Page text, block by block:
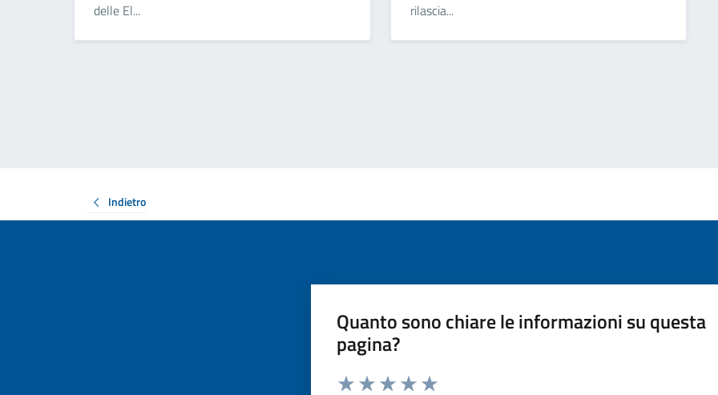
delle El...
rilascia...
Indietro
Quanto sono chiare le informazioni su questa
pagina?
Valuta da 1 a 5 stelle la pagina